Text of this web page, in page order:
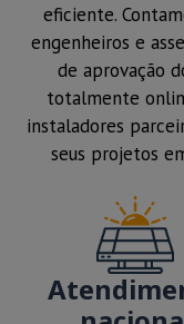
eficiente.
engenheiros e
de aprovação
totalmente
instaladores
seus projetos